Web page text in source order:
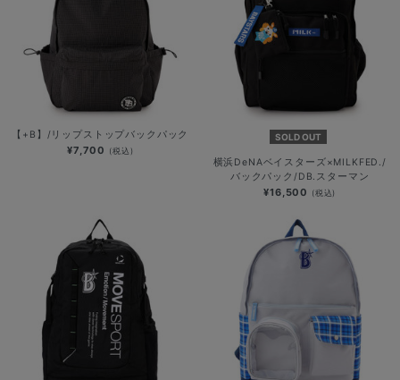
【+B】/リップストップバックパック
¥7,700 (税込)
SOLD OUT
横浜DeNAベイスターズ×MILKFED./
バックパック/DB.スターマン
¥16,500 (税込)